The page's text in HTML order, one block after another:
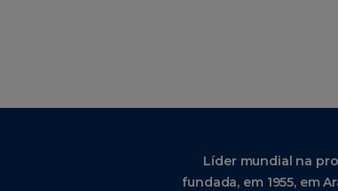
Líder mundial na
fundada, em 1955, em